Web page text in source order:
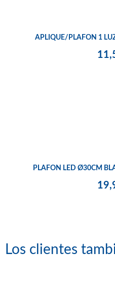
PLAFON LED Ø30CM
Los clientes